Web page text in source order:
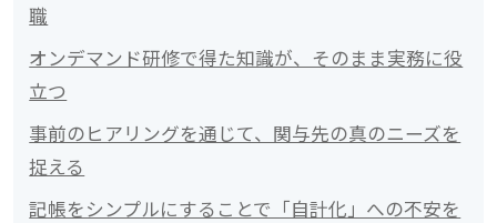
職
オンデマンド研修で得た知識が、そのまま実務に役
立つ
事前のヒアリングを通じて、関与先の真のニーズを
捉える
記帳をシンプルにすることで「自計化」への不安を